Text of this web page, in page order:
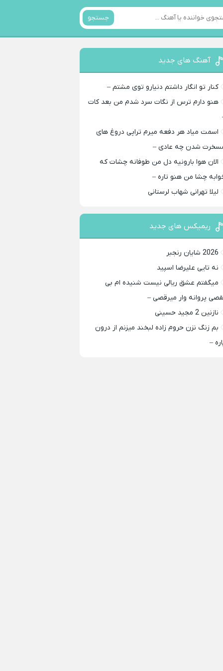
جستجو
آهنگ های جدید
کنار تو انگار داشتم دنیارو توی مشتم –
هنو دارم ترس از نگات سرد شدم من بعد کات
اسمت میاد هر دفعه میرم تراپی دروغ‌ های
شدن چه عادی –
الان هوا بارونیه دل من طوفانه چشات که
چشا من هنو تاره –
لیلا تهرانی شهاب لرستانی
ریمیکس های جدید
2026 شایان رنجبر
نه تایی علیرضا اسپید
میگفتم عشق ریالی نیست شنیده ام بی
پروانه وار میرقصی –
نازنین 2 مجید حسینی
بم زنگ نزن حروم زاده لبخند میزنم از درون
–